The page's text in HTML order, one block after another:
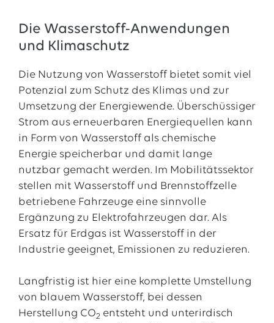
Die Wasserstoff-Anwendungen
und Klimaschutz
Die Nutzung von Wasserstoff bietet somit viel
Potenzial zum Schutz des Klimas und zur
Umsetzung der Energiewende. Überschüssiger
Strom aus erneuerbaren Energiequellen kann
in Form von Wasserstoff als chemische
Energie speicherbar und damit lange
nutzbar gemacht werden. Im Mobilitätssektor
stellen mit Wasserstoff und Brennstoffzelle
betriebene Fahrzeuge eine sinnvolle
Ergänzung zu Elektrofahrzeugen dar. Als
Ersatz für Erdgas ist Wasserstoff in der
Industrie geeignet, Emissionen zu reduzieren.
Langfristig ist hier eine komplette Umstellung
von blauem Wasserstoff, bei dessen
Herstellung CO2 entsteht und unterirdisch